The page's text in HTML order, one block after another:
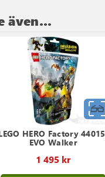
även...
HERO Factory 44015,
EVO Walker
1 495 kr